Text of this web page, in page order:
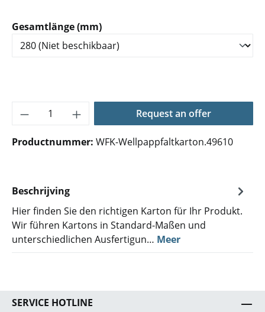
Selecteer
Gesamtlänge (mm)
Producthoeveelheid: Voer de gewenste
Request an offer
Productnummer: WFK-Wellpappfaltkarton.49610
Beschrijving
Hier finden Sie den richtigen Karton für Ihr Produkt.
Wir führen Kartons in Standard-Maßen und
unterschiedlichen Ausfertigun… Meer
SERVICE HOTLINE